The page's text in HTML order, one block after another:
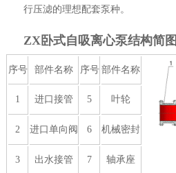
行压滤的理想配套泵种。
ZX卧式自吸离心泵结构简图
序号 部件名称 序号 部件名称
1 进口接管 5 叶轮
2 进口单向阀 6 机械密封
3 出水接管 7 轴承座